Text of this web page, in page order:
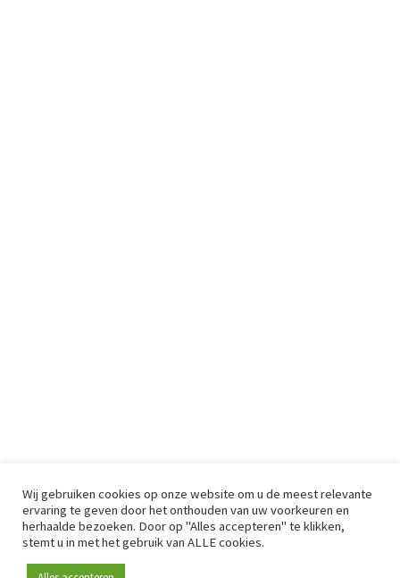
Wij gebruiken cookies op onze website om u de meest relevante
ervaring te geven door het onthouden van uw voorkeuren en
herhaalde bezoeken. Door op "Alles accepteren" te klikken,
stemt u in met het gebruik van ALLE cookies.